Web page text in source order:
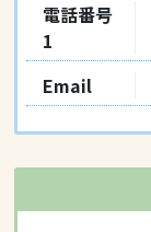
電話番号
1
Email